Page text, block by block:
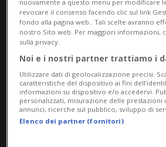
🔐 Sblocca il
esclusivo!
Sottoscrivi un abbonamento
leggere questo articolo,
MyTioAboper accedere
navigare su sito e app
nuovamente a questo menu per modificare
revocare il consenso facendo clic sul link
fondo alla pagina web.. Tali scelte avranno
nostro Sito web. Per maggiori informazioni,
sulla privacy.
Noi e i nostri partner trattiamo i
Utilizzare dati di geolocalizzazione precisi.
caratteristiche del dispositivo ai fini
informazioni su dispositivo e/o accedervi.
personalizzati, misurazione delle prestazioni
annunci, ricerche sul pubblico, sviluppo di
Elenco dei partner (fornitori)